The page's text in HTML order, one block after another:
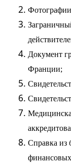
Документ
Франции;
Справка из